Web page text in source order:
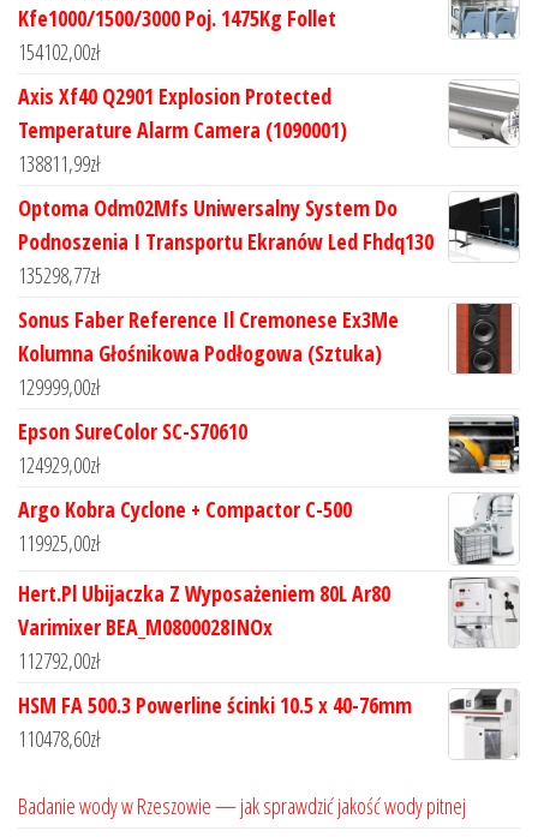
Kfe1000/1500/3000 Poj. 1475Kg Follet
154102,00zł
Axis Xf40 Q2901 Explosion Protected
Temperature Alarm Camera (1090001)
138811,99zł
Optoma Odm02Mfs Uniwersalny System Do
Podnoszenia I Transportu Ekranów Led Fhdq130
135298,77zł
Sonus Faber Reference Il Cremonese Ex3Me
Kolumna Głośnikowa Podłogowa (Sztuka)
129999,00zł
Epson SureColor SC-S70610
124929,00zł
Argo Kobra Cyclone + Compactor C-500
119925,00zł
Hert.Pl Ubijaczka Z Wyposażeniem 80L Ar80
Varimixer BEA_M0800028INOx
112792,00zł
HSM FA 500.3 Powerline ścinki 10.5 x 40-76mm
110478,60zł
Badanie wody w Rzeszowie — jak sprawdzić jakość wody pitnej